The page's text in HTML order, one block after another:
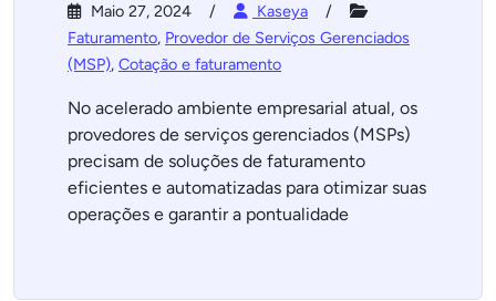
Maio 27, 2024
Kaseya
Faturamento, Provedor de Serviços Gerenciados
(MSP), Cotação e faturamento
No acelerado ambiente empresarial atual, os
provedores de serviços gerenciados (MSPs)
precisam de soluções de faturamento
eficientes e automatizadas para otimizar suas
operações e garantir a pontualidade